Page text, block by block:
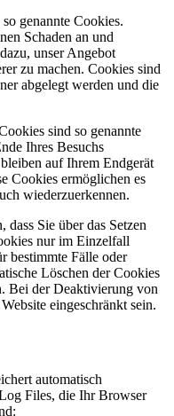
genannte Cookies.
Schaden an und
unser Angebot
zu machen. Cookies sind
abgelegt werden und die
sind so genannte
Ihres Besuchs
auf Ihrem Endgerät
Cookies ermöglichen es
wiederzuerkennen.
Sie über das Setzen
nur im Einzelfall
bestimmte Fälle oder
Löschen der Cookies
Bei der Deaktivierung von
eingeschränkt sein.
automatisch
Files, die Ihr Browser